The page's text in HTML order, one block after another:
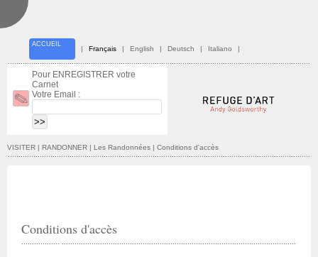
ACCUEIL
| Français | English | Deutsch | Italiano |
Pour ENREGISTRER votre
Carnet
Votre Email :
VISITER | RANDONNER | Les Randonnées | Conditions d'accès
Conditions d'accès